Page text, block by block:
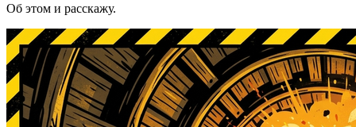
Об этом и расскажу.